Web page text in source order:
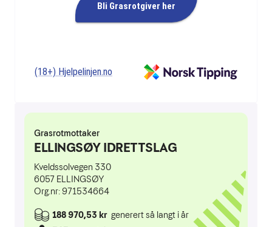
Bli Grasrotgiver her
(18+) Hjelpelinjen.no